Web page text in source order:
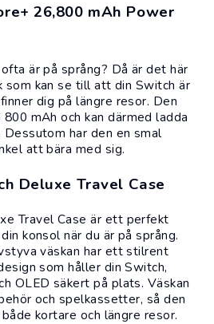
26,800 mAh Power
är på språng? Då är det här
som kan se till att din Switch är
dig på längre resor. Den
mAh och kan därmed ladda
har den en smal
att bära med sig.
Deluxe Travel Case
Travel Case är ett perfekt
konsol när du är på språng.
väskan har ett stilrent
som håller din Switch,
OLED säkert på plats. Väskan
och spelkassetter, så den
kortare och längre resor.